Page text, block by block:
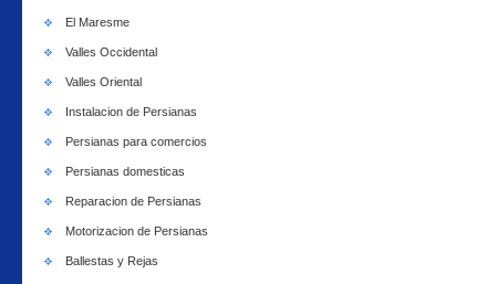
El Maresme
Valles Occidental
Valles Oriental
Instalacion de Persianas
Persianas para comercios
Persianas domesticas
Reparacion de Persianas
Motorizacion de Persianas
Ballestas y Rejas